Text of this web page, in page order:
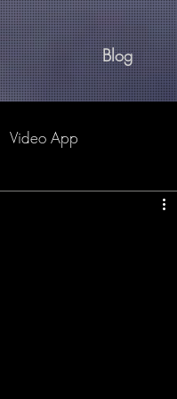
Blog
Video App